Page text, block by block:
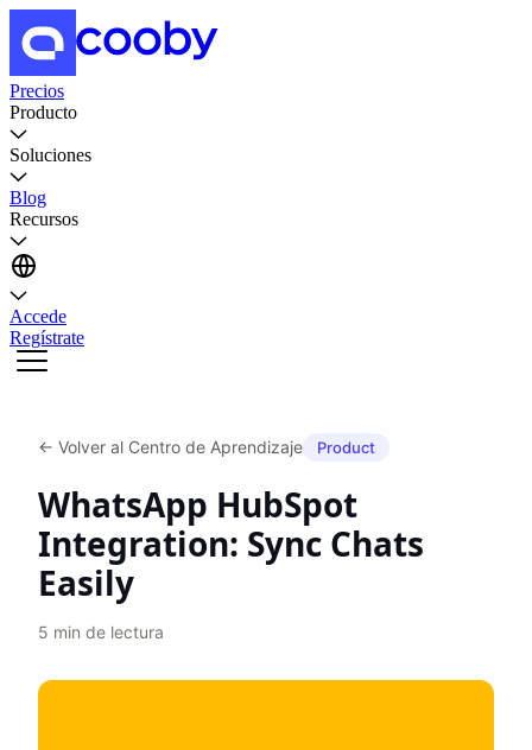
Precios
Producto
Soluciones
Blog
Recursos
Accede
Regístrate
← Volver al Centro de Aprendizaje Product
WhatsApp HubSpot
Integration: Sync Chats
Easily
5 min de lectura